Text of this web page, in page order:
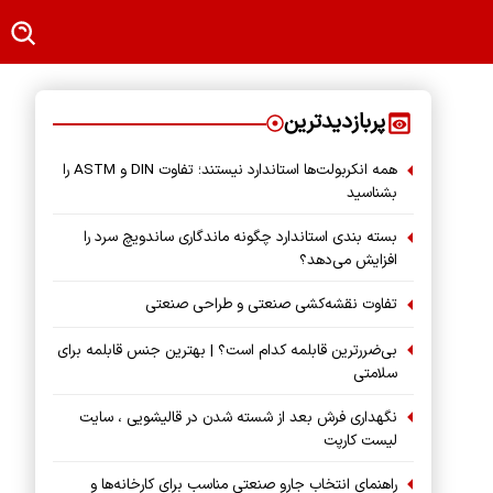
پربازدیدترین
همه انکربولت‌ها استاندارد نیستند؛ تفاوت DIN و ASTM را
بشناسید
بسته‌ بندی استاندارد چگونه ماندگاری ساندویچ سرد را
افزایش می‌دهد؟
تفاوت نقشه‌کشی صنعتی و طراحی صنعتی
بی‌ضررترین قابلمه کدام است؟ | بهترین جنس قابلمه برای
سلامتی
نگهداری فرش بعد از شسته شدن در قالیشویی ، سایت
لیست کارپت
راهنمای انتخاب جارو صنعتی مناسب برای کارخانه‌ها و